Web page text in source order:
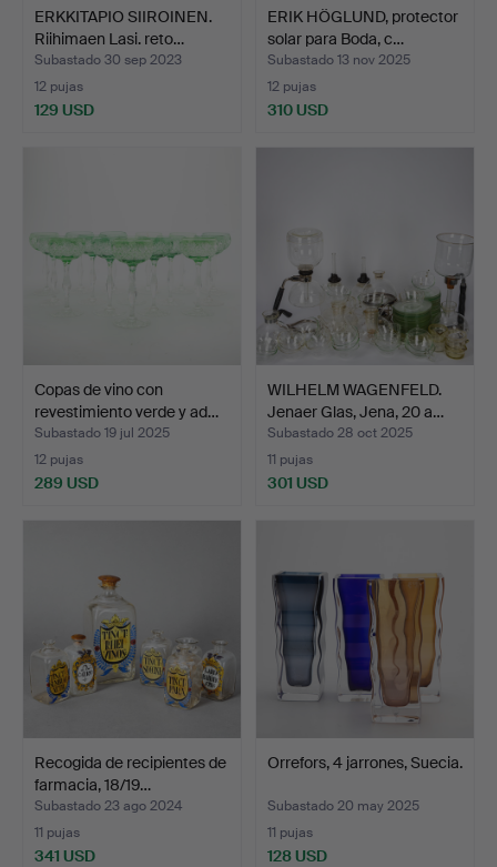
ERKKITAPIO SIIROINEN.
Riihimaen Lasi. reto…
Subastado 30 sep 2023
12 pujas
129 USD
ERIK HÖGLUND, protector
solar para Boda, c…
Subastado 13 nov 2025
12 pujas
310 USD
Copas de vino con
revestimiento verde y ad…
Subastado 19 jul 2025
12 pujas
289 USD
WILHELM WAGENFELD.
Jenaer Glas, Jena, 20 a…
Subastado 28 oct 2025
11 pujas
301 USD
Recogida de recipientes de
farmacia, 18/19…
Subastado 23 ago 2024
11 pujas
341 USD
Orrefors, 4 jarrones, Suecia.
Subastado 20 may 2025
11 pujas
128 USD